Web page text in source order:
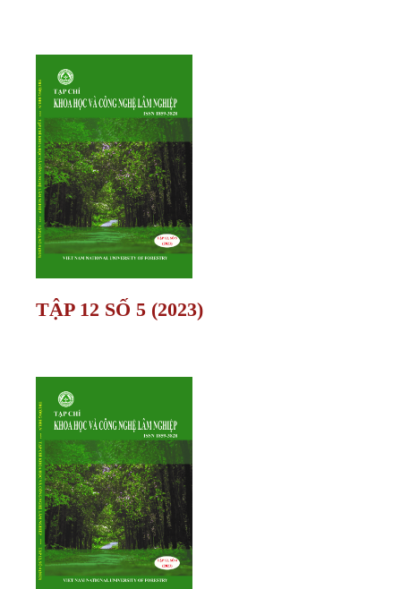
TẬP 12 SỐ 5 (2023)